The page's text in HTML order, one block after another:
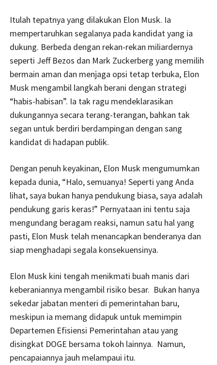
Itulah tepatnya yang dilakukan Elon Musk. Ia
mempertaruhkan segalanya pada kandidat yang ia
dukung. Berbeda dengan rekan-rekan miliardernya
seperti Jeff Bezos dan Mark Zuckerberg yang memilih
bermain aman dan menjaga opsi tetap terbuka, Elon
Musk mengambil langkah berani dengan strategi
“habis-habisan”. Ia tak ragu mendeklarasikan
dukungannya secara terang-terangan, bahkan tak
segan untuk berdiri berdampingan dengan sang
kandidat di hadapan publik.
Dengan penuh keyakinan, Elon Musk mengumumkan
kepada dunia, “Halo, semuanya! Seperti yang Anda
lihat, saya bukan hanya pendukung biasa, saya adalah
pendukung garis keras!” Pernyataan ini tentu saja
mengundang beragam reaksi, namun satu hal yang
pasti, Elon Musk telah menancapkan benderanya dan
siap menghadapi segala konsekuensinya.
Elon Musk kini tengah menikmati buah manis dari
keberaniannya mengambil risiko besar. Bukan hanya
sekedar jabatan menteri di pemerintahan baru,
meskipun ia memang didapuk untuk memimpin
Departemen Efisiensi Pemerintahan atau yang
disingkat DOGE bersama tokoh lainnya. Namun,
pencapaiannya jauh melampaui itu.